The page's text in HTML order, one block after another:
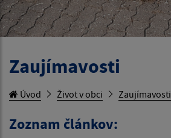
Zaujímavosti
Úvod Život v obci Zaujímavosti
Zoznam článkov: